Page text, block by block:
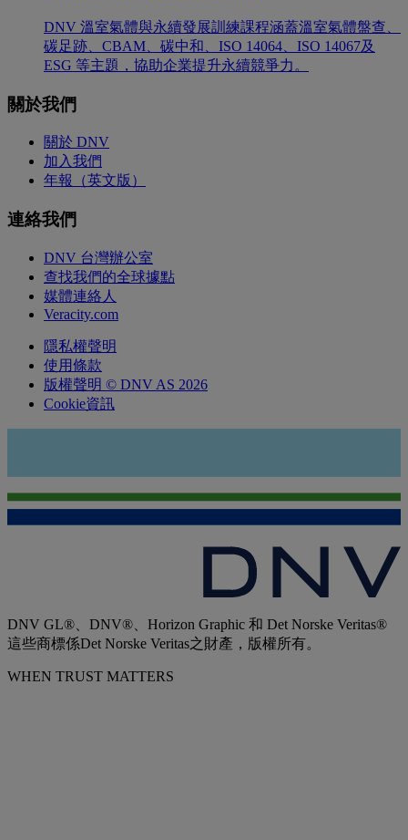
DNV 溫室氣體與永續發展訓練課程涵蓋溫室氣體盤查、
碳足跡、CBAM、碳中和、ISO 14064、ISO 14067及
ESG 等主題，協助企業提升永續競爭力。
關於我們
關於 DNV
加入我們
年報（英文版）
連絡我們
DNV 台灣辦公室
查找我們的全球據點
媒體連絡人
Veracity.com
隱私權聲明
使用條款
版權聲明 © DNV AS 2026
Cookie資訊
DNV GL®、DNV®、Horizon Graphic 和 Det Norske Veritas®
這些商標係Det Norske Veritas之財產，版權所有。
WHEN TRUST MATTERS